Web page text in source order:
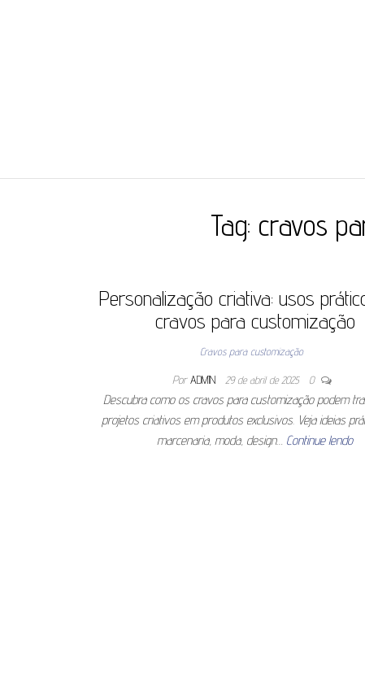
Tag: cravos
Personalização criativa: usos
cravos para customização
Cravos para customização
Por ADMIN 29 de abril de 2025 0
Descubra como os cravos para customização podem
projetos criativos em produtos exclusivos. Veja ideias
marcenaria, moda, design… Continue lendo